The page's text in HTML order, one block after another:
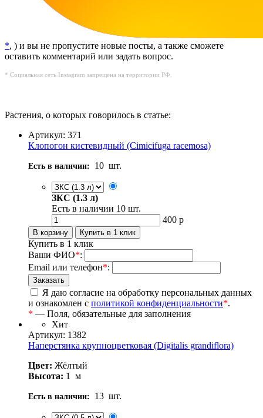
*, ) и вы не пропустите новые посты, а также сможете
оставить комментарий или задать вопрос.
* Социальная сеть Instagram запрещена на территории РФ.
Растения, о которых говорилось в статье:
Артикул: 371
Клопогон кистевидный (Cimicifuga racemosa)
Есть в наличии: 10 шт.
ЗКС (1.3 л)
Есть в наличии 10 шт.
400 р
Купить в 1 клик
Ваши ФИО*:
Email или телефон*:
Я даю согласие на обработку персональных данных
и ознакомлен с политикой конфиденциальности*.
* — Поля, обязательные для заполнения
Хит
Артикул: 1382
Наперстянка крупноцветковая (Digitalis grandiflora)
Цвет: Жёлтый
Высота: 1 м
Есть в наличии: 13 шт.